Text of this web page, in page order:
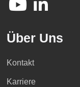
Über Uns
Kontakt
Karriere